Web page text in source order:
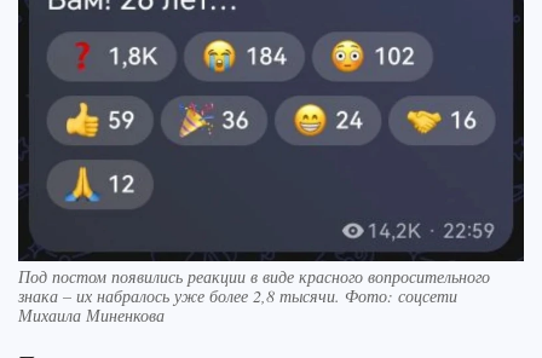
Под постом появились реакции в виде красного вопросительного
знака – их набралось уже более 2,8 тысячи. Фото: соцсети
Михаила Миненкова